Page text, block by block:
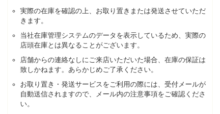
実際の在庫を確認の上、お取り置きまたは発送させていただ
きます。
当社在庫管理システムのデータを表示しているため、実際の
店頭在庫とは異なることがございます。
店舗からの連絡なしにご来店いただいた場合、在庫の保証は
致しかねます。あらかじめご了承ください。
お取り置き・発送サービスをご利用の際には、受付メールが
自動送信されますので、メール内の注意事項をご確認くださ
い。